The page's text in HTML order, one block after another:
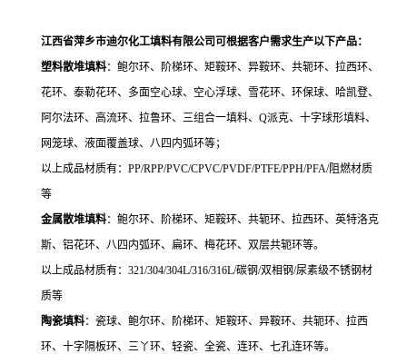
江西省萍乡市迪尔化工填料有限公司可根据客户需求生产以下产品：
塑料散堆填料：鲍尔环、阶梯环、矩鞍环、异鞍环、共轭环、拉西环、
花环、 泰勒花环、 多面空心球、 空心浮球、雪花环、环保球、哈凯登、
阿尔法环、高流环、拉鲁环、三组合一填料、 Q派克、 十字球形填料、
网笼球、液面覆盖球、八四内弧环等；
以上成品材质有： PP/RPP/PVC/CPVC/PVDF/PTFE/PPH/PFA/阻燃材质
等
金属散堆填料：鲍尔环、阶梯环、矩鞍环、共轭环、拉西环、英特洛克
斯、铝花环、八四内弧环、扁环、梅花环、双层共轭环等。
以上成品材质有： 321/304/304L/316/316L/碳钢/双相钢/尿素级不锈钢材
质等
陶瓷填料： 瓷球、 鲍尔环、阶梯环、矩鞍环、异鞍环、共轭环、拉西
环、十字隔板环、三丫环、轻瓷、全瓷、连环、七孔连环等。